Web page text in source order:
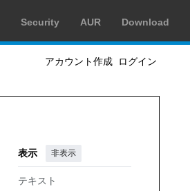
Security AUR Download
アカウント作成 ログイン
表示 非表示
テキスト